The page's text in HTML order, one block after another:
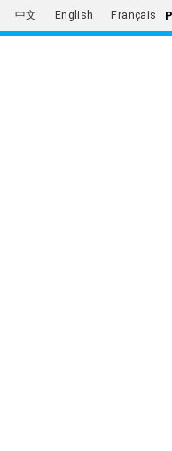
中文 English Français